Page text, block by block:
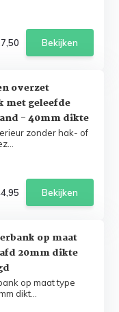
Bekijken
overzet
met geleefde
- 40mm dikte
zonder hak- of
Bekijken
op maat
20mm dikte
op maat type
dikt...